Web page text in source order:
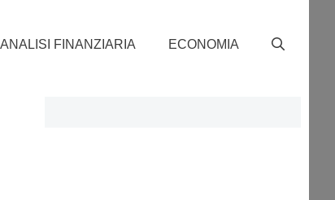
ANALISI FINANZIARIA ECONOMIA